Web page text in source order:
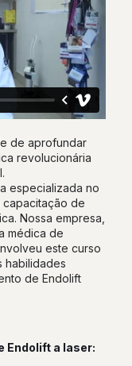
de aprofundar
revolucionária
especializada no
capacitação de
Nossa empresa,
médica de
este curso
habilidades
de Endolift
Endolift a laser: